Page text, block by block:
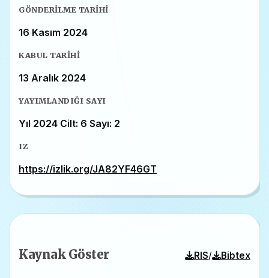
GÖNDERILME TARIHI
16 Kasım 2024
KABUL TARIHI
13 Aralık 2024
YAYIMLANDIĞI SAYI
Yıl 2024 Cilt: 6 Sayı: 2
IZ
https://izlik.org/JA82YF46GT
Kaynak Göster RIS/ Bibtex